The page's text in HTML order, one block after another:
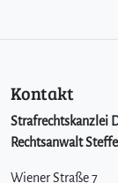
Kontakt
Strafrechtskanzlei
Rechtsanwalt
Wiener Straße 7